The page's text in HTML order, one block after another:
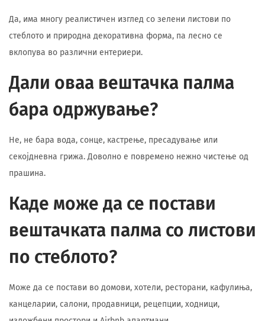
Да, има многу реалистичен изглед со зелени листови по
стеблото и природна декоративна форма, па лесно се
вклопува во различни ентериери.
Дали оваа вештачка палма
бара одржување?
Не, не бара вода, сонце, кастрење, пресадување или
секојдневна грижа. Доволно е повремено нежно чистење од
прашина.
Каде може да се постави
вештачката палма со листови
по стеблото?
Може да се постави во домови, хотели, ресторани, кафулиња,
канцеларии, салони, продавници, рецепции, ходници,